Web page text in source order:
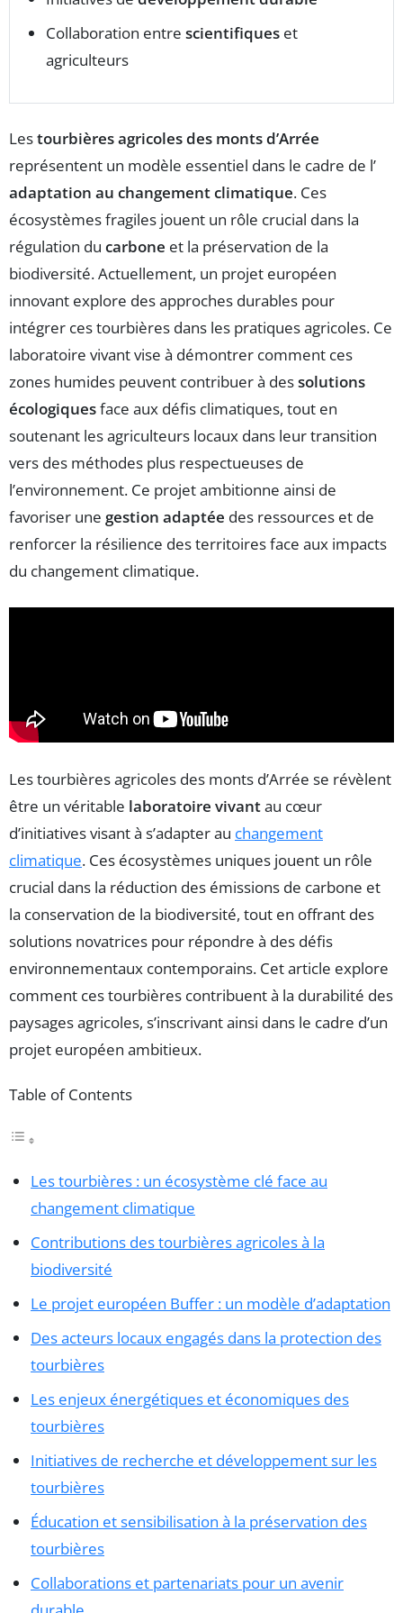
Collaboration entre scientifiques et
agriculteurs
Lestourbières agricoles des monts d’Arrée
représentent un modèle essentiel dans le cadre de l’
adaptation au changement climatique. Ces
écosystèmes fragiles jouent un rôle crucial dans la
régulation du carbone et la préservation de la
biodiversité. Actuellement, un projet européen
innovant explore des approches durables pour
intégrer ces tourbières dans les pratiques agricoles. Ce
laboratoire vivant vise à démontrer comment ces
zones humides peuvent contribuer à dessolutions
écologiquesface aux défis climatiques, tout en
soutenant les agriculteurs locaux dans leur transition
vers des méthodes plus respectueuses de
l’environnement. Ce projet ambitionne ainsi de
favoriser une gestion adaptée des ressources et de
renforcer la résilience des territoires face aux impacts
du changement climatique.
Les tourbières agricoles des monts d’Arrée se révèlent
être un véritable laboratoire vivantau cœur
d’initiatives visant à s’adapter au changement
climatique. Ces écosystèmes uniques jouent un rôle
crucial dans la réduction des émissions de carbone et
la conservation de la biodiversité, tout en offrant des
solutions novatrices pour répondre à des défis
environnementaux contemporains. Cet article explore
comment ces tourbières contribuent à la durabilité des
paysages agricoles, s’inscrivant ainsi dans le cadre d’un
projet européen ambitieux.
Table of Contents
Les tourbières : un écosystème clé face au
changement climatique
Contributions des tourbières agricoles à la
biodiversité
Le projet européen Buffer : un modèle d’adaptation
Des acteurs locaux engagés dans la protection des
tourbières
Les enjeux énergétiques et économiques des
tourbières
Initiatives de recherche et développement sur les
tourbières
Éducation et sensibilisation à la préservation des
tourbières
Collaborations et partenariats pour un avenir